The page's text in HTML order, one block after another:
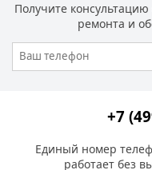
Получите
ремонта и
+7
Единый номер
работает без